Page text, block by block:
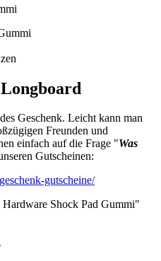
Geschenk. Leicht kann man
Freunden und
einfach auf die Frage "Was
Gutscheinen:
gutscheine/
Shock Pad Gummi"